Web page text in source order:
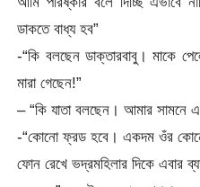
ডাকতে বাধ্য হব”
-“কি বলছেন ডাক্তারবাবু। মাকে
মারা গেছেন!”
– “কি যাতা বলছেন। আমার সামনে
-“কোনো ফ্রড হবে। একদম ওঁর
ফোন রেখে ভদ্রমহিলার দিকে এবার